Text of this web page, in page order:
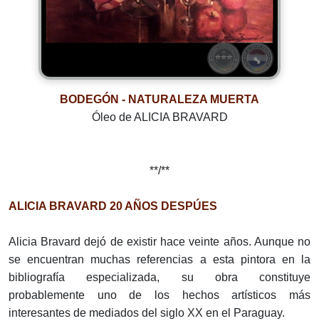
BODEGÓN - NATURALEZA MUERTA
Óleo de ALICIA BRAVARD
**/**
ALICIA BRAVARD 20 AÑOS DESPÚES
Alicia Bravard dejó de existir hace veinte años. Aunque no
se encuentran muchas referencias a esta pintora en la
bibliografía especializada, su obra constituye
probablemente uno de los hechos artísticos más
interesantes de mediados del siglo XX en el Paraguay.